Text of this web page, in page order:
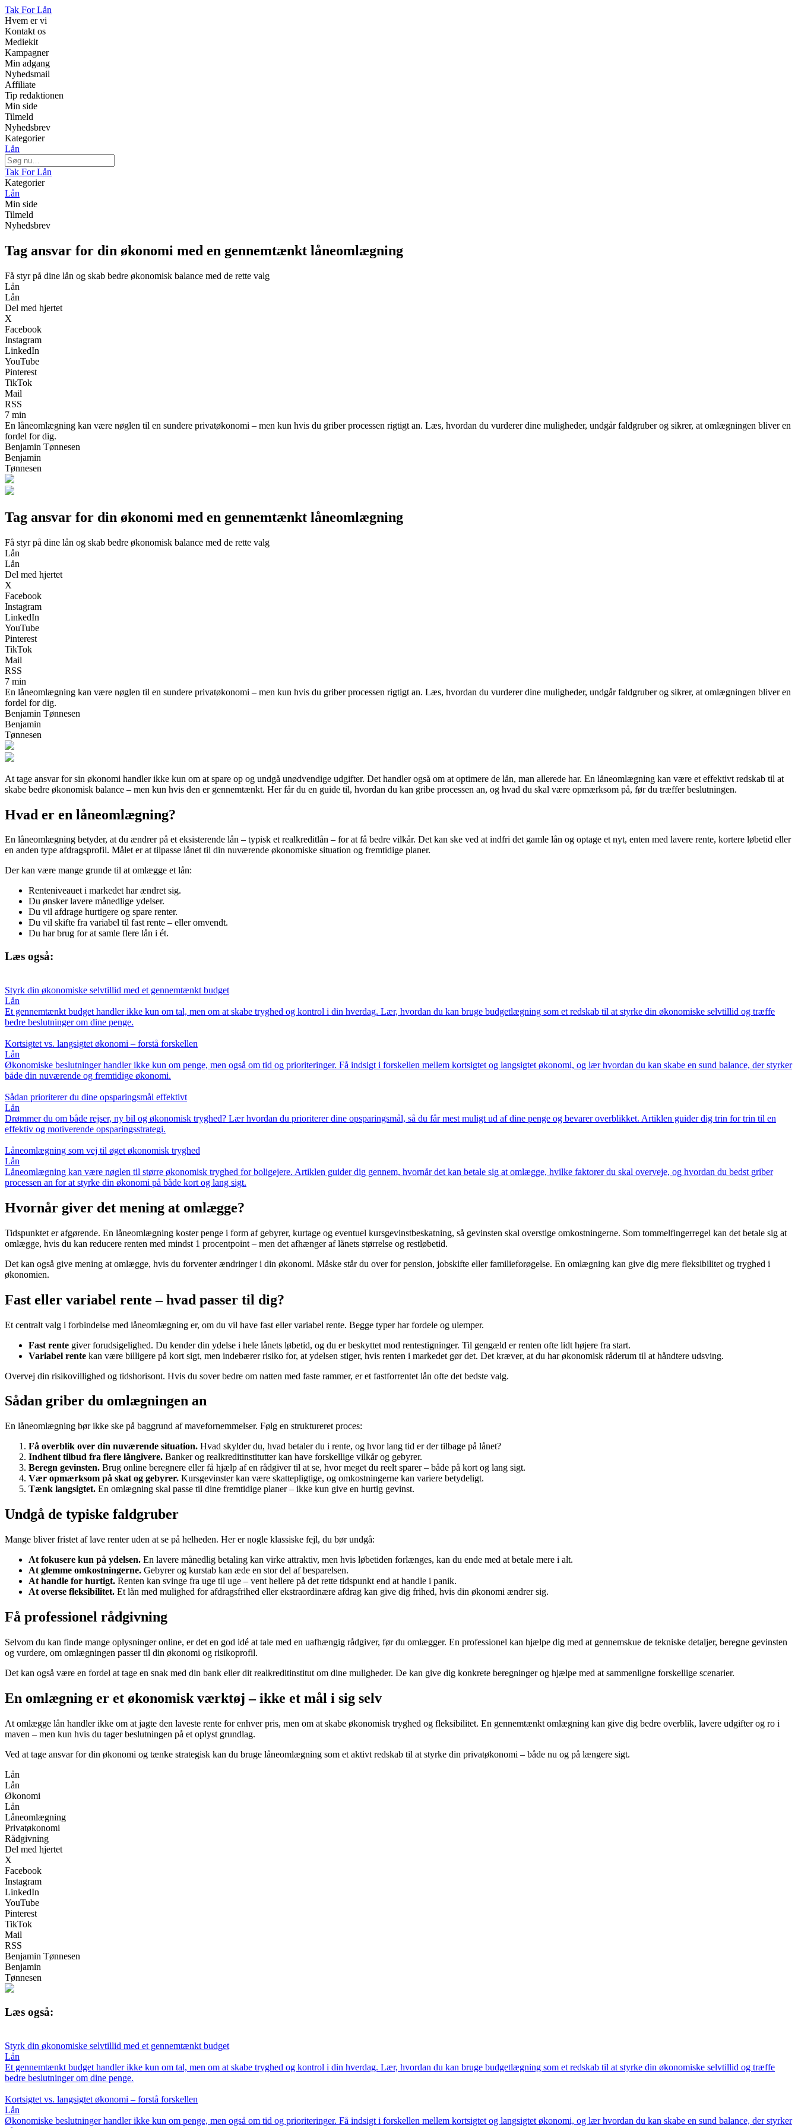
Tak For Lån
Hvem er vi
Kontakt os
Mediekit
Kampagner
Min adgang
Nyhedsmail
Affiliate
Tip redaktionen
Min side
Tilmeld
Nyhedsbrev
Kategorier
Lån
Tak For Lån
Kategorier
Lån
Min side
Tilmeld
Nyhedsbrev
Tag ansvar for din økonomi med en gennemtænkt låneomlægning
Få styr på dine lån og skab bedre økonomisk balance med de rette valg
Lån
Lån
Del med hjertet
X
Facebook
Instagram
LinkedIn
YouTube
Pinterest
TikTok
Mail
RSS
7 min
En låneomlægning kan være nøglen til en sundere privatøkonomi – men kun hvis du griber processen rigtigt an. Læs, hvordan du vurderer dine muligheder, undgår faldgruber og sikrer, at omlægningen bliver en
fordel for dig.
Benjamin Tønnesen
Benjamin
Tønnesen
Tag ansvar for din økonomi med en gennemtænkt låneomlægning
Få styr på dine lån og skab bedre økonomisk balance med de rette valg
Lån
Lån
Del med hjertet
X
Facebook
Instagram
LinkedIn
YouTube
Pinterest
TikTok
Mail
RSS
7 min
En låneomlægning kan være nøglen til en sundere privatøkonomi – men kun hvis du griber processen rigtigt an. Læs, hvordan du vurderer dine muligheder, undgår faldgruber og sikrer, at omlægningen bliver en
fordel for dig.
Benjamin Tønnesen
Benjamin
Tønnesen
At tage ansvar for sin økonomi handler ikke kun om at spare op og undgå unødvendige udgifter. Det handler også om at optimere de lån, man allerede har. En låneomlægning kan være et effektivt redskab til at
skabe bedre økonomisk balance – men kun hvis den er gennemtænkt. Her får du en guide til, hvordan du kan gribe processen an, og hvad du skal være opmærksom på, før du træffer beslutningen.
Hvad er en låneomlægning?
En låneomlægning betyder, at du ændrer på et eksisterende lån – typisk et realkreditlån – for at få bedre vilkår. Det kan ske ved at indfri det gamle lån og optage et nyt, enten med lavere rente, kortere løbetid eller
en anden type afdragsprofil. Målet er at tilpasse lånet til din nuværende økonomiske situation og fremtidige planer.
Der kan være mange grunde til at omlægge et lån:
Renteniveauet i markedet har ændret sig.
Du ønsker lavere månedlige ydelser.
Du vil afdrage hurtigere og spare renter.
Du vil skifte fra variabel til fast rente – eller omvendt.
Du har brug for at samle flere lån i ét.
Læs også:
Styrk din økonomiske selvtillid med et gennemtænkt budget
Lån
Et gennemtænkt budget handler ikke kun om tal, men om at skabe tryghed og kontrol i din hverdag. Lær, hvordan du kan bruge budgetlægning som et redskab til at styrke din økonomiske selvtillid og træffe
bedre beslutninger om dine penge.
Kortsigtet vs. langsigtet økonomi – forstå forskellen
Lån
Økonomiske beslutninger handler ikke kun om penge, men også om tid og prioriteringer. Få indsigt i forskellen mellem kortsigtet og langsigtet økonomi, og lær hvordan du kan skabe en sund balance, der styrker
både din nuværende og fremtidige økonomi.
Sådan prioriterer du dine opsparingsmål effektivt
Lån
Drømmer du om både rejser, ny bil og økonomisk tryghed? Lær hvordan du prioriterer dine opsparingsmål, så du får mest muligt ud af dine penge og bevarer overblikket. Artiklen guider dig trin for trin til en
effektiv og motiverende opsparingsstrategi.
Låneomlægning som vej til øget økonomisk tryghed
Lån
Låneomlægning kan være nøglen til større økonomisk tryghed for boligejere. Artiklen guider dig gennem, hvornår det kan betale sig at omlægge, hvilke faktorer du skal overveje, og hvordan du bedst griber
processen an for at styrke din økonomi på både kort og lang sigt.
Hvornår giver det mening at omlægge?
Tidspunktet er afgørende. En låneomlægning koster penge i form af gebyrer, kurtage og eventuel kursgevinstbeskatning, så gevinsten skal overstige omkostningerne. Som tommelfingerregel kan det betale sig at
omlægge, hvis du kan reducere renten med mindst 1 procentpoint – men det afhænger af lånets størrelse og restløbetid.
Det kan også give mening at omlægge, hvis du forventer ændringer i din økonomi. Måske står du over for pension, jobskifte eller familieforøgelse. En omlægning kan give dig mere fleksibilitet og tryghed i
økonomien.
Fast eller variabel rente – hvad passer til dig?
Et centralt valg i forbindelse med låneomlægning er, om du vil have fast eller variabel rente. Begge typer har fordele og ulemper.
Fast rente giver forudsigelighed. Du kender din ydelse i hele lånets løbetid, og du er beskyttet mod rentestigninger. Til gengæld er renten ofte lidt højere fra start.
Variabel rente kan være billigere på kort sigt, men indebærer risiko for, at ydelsen stiger, hvis renten i markedet gør det. Det kræver, at du har økonomisk råderum til at håndtere udsving.
Overvej din risikovillighed og tidshorisont. Hvis du sover bedre om natten med faste rammer, er et fastforrentet lån ofte det bedste valg.
Sådan griber du omlægningen an
En låneomlægning bør ikke ske på baggrund af mavefornemmelser. Følg en struktureret proces:
Få overblik over din nuværende situation. Hvad skylder du, hvad betaler du i rente, og hvor lang tid er der tilbage på lånet?
Indhent tilbud fra flere långivere. Banker og realkreditinstitutter kan have forskellige vilkår og gebyrer.
Beregn gevinsten. Brug online beregnere eller få hjælp af en rådgiver til at se, hvor meget du reelt sparer – både på kort og lang sigt.
Vær opmærksom på skat og gebyrer. Kursgevinster kan være skattepligtige, og omkostningerne kan variere betydeligt.
Tænk langsigtet. En omlægning skal passe til dine fremtidige planer – ikke kun give en hurtig gevinst.
Undgå de typiske faldgruber
Mange bliver fristet af lave renter uden at se på helheden. Her er nogle klassiske fejl, du bør undgå:
At fokusere kun på ydelsen. En lavere månedlig betaling kan virke attraktiv, men hvis løbetiden forlænges, kan du ende med at betale mere i alt.
At glemme omkostningerne. Gebyrer og kurstab kan æde en stor del af besparelsen.
At handle for hurtigt. Renten kan svinge fra uge til uge – vent hellere på det rette tidspunkt end at handle i panik.
At overse fleksibilitet. Et lån med mulighed for afdragsfrihed eller ekstraordinære afdrag kan give dig frihed, hvis din økonomi ændrer sig.
Få professionel rådgivning
Selvom du kan finde mange oplysninger online, er det en god idé at tale med en uafhængig rådgiver, før du omlægger. En professionel kan hjælpe dig med at gennemskue de tekniske detaljer, beregne gevinsten
og vurdere, om omlægningen passer til din økonomi og risikoprofil.
Det kan også være en fordel at tage en snak med din bank eller dit realkreditinstitut om dine muligheder. De kan give dig konkrete beregninger og hjælpe med at sammenligne forskellige scenarier.
En omlægning er et økonomisk værktøj – ikke et mål i sig selv
At omlægge lån handler ikke om at jagte den laveste rente for enhver pris, men om at skabe økonomisk tryghed og fleksibilitet. En gennemtænkt omlægning kan give dig bedre overblik, lavere udgifter og ro i
maven – men kun hvis du tager beslutningen på et oplyst grundlag.
Ved at tage ansvar for din økonomi og tænke strategisk kan du bruge låneomlægning som et aktivt redskab til at styrke din privatøkonomi – både nu og på længere sigt.
Lån
Lån
Økonomi
Lån
Låneomlægning
Privatøkonomi
Rådgivning
Del med hjertet
X
Facebook
Instagram
LinkedIn
YouTube
Pinterest
TikTok
Mail
RSS
Benjamin Tønnesen
Benjamin
Tønnesen
Læs også:
Styrk din økonomiske selvtillid med et gennemtænkt budget
Lån
Et gennemtænkt budget handler ikke kun om tal, men om at skabe tryghed og kontrol i din hverdag. Lær, hvordan du kan bruge budgetlægning som et redskab til at styrke din økonomiske selvtillid og træffe
bedre beslutninger om dine penge.
Kortsigtet vs. langsigtet økonomi – forstå forskellen
Lån
Økonomiske beslutninger handler ikke kun om penge, men også om tid og prioriteringer. Få indsigt i forskellen mellem kortsigtet og langsigtet økonomi, og lær hvordan du kan skabe en sund balance, der styrker